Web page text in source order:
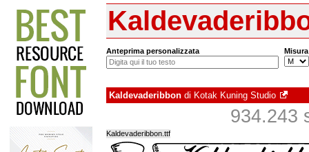
Anteprima personalizzata Misura
Kaldevaderibbon di Kotak Kuning Studio
934.243
Kaldevaderibbon.ttf